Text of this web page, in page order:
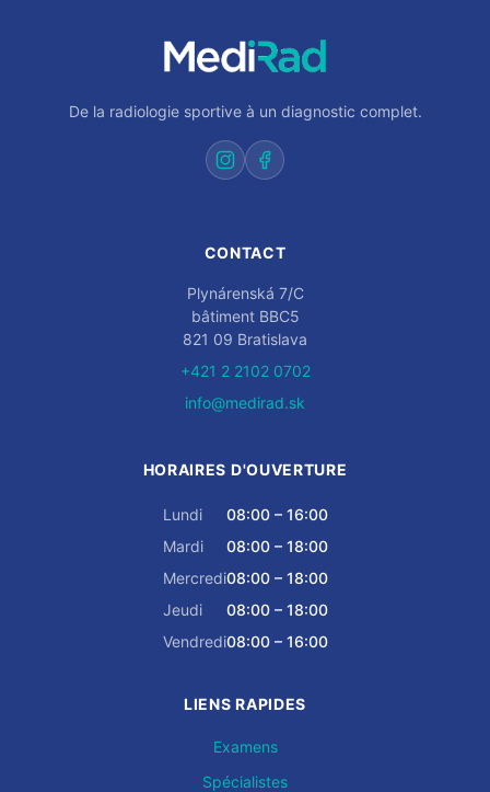
De la radiologie sportive à un diagnostic complet.
CONTACT
Plynárenská 7/C
bâtiment BBC5
821 09 Bratislava
+421 2 2102 0702
info@medirad.sk
HORAIRES D'OUVERTURE
Lundi
08:00 – 16:00
Mardi
08:00 – 18:00
Mercredi08:00 – 18:00
Jeudi
08:00 – 18:00
Vendredi08:00 – 16:00
LIENS RAPIDES
Examens
Spécialistes